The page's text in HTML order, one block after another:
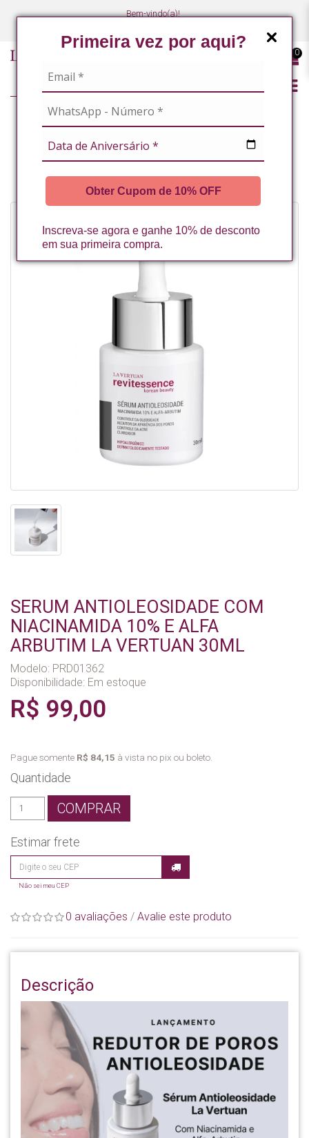
Primeira vez por aqui?
Obter Cupom de 10% OFF
Inscreva-se agora e ganhe 10% de desconto
em sua primeira compra.
Bem-vindo(a)!
0
VERTUAN 30ML
SERUM ANTIOLEOSIDADE COM
NIACINAMIDA 10% E ALFA
ARBUTIM LA VERTUAN 30ML
Modelo: PRD01362
Disponibilidade: Em estoque
R$ 99,00
Pague somente R$ 84,15 à vista no pix ou boleto.
Quantidade
COMPRAR
Estimar frete
Não sei meu CEP
0 avaliações / Avalie este produto
Descrição